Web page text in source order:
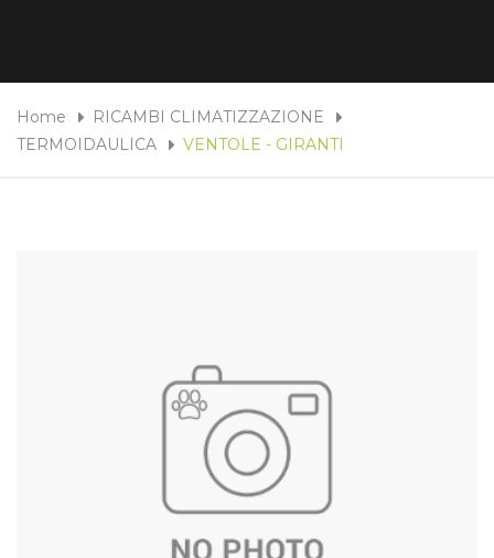
Home
RICAMBI CLIMATIZZAZIONE
TERMOIDAULICA
VENTOLE - GIRANTI